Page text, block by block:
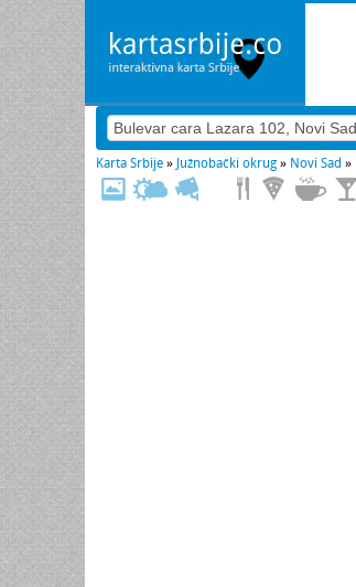
Karta Srbije » Južnobački okrug » Novi Sad »